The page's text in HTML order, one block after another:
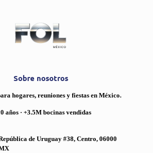
Sobre nosotros
hogares, reuniones y fiestas en México.
años · +3.5M bocinas vendidas
de Uruguay #38, Centro, 06000